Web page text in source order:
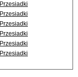
Przesiadki
Przesiadki
Przesiadki
Przesiadki
Przesiadki
Przesiadki